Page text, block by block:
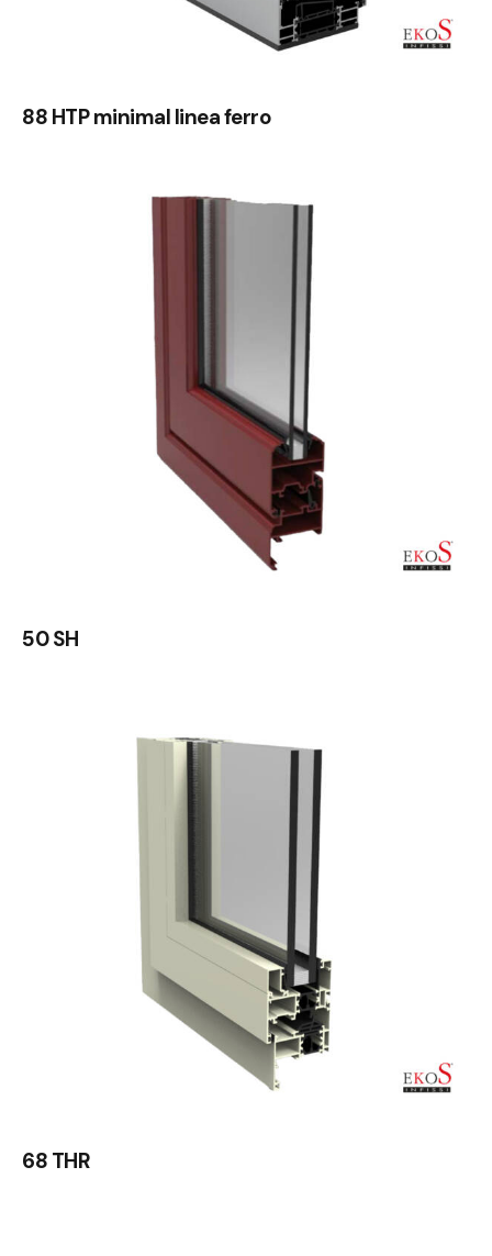
88 HTP minimal linea ferro
50 SH
68 THR